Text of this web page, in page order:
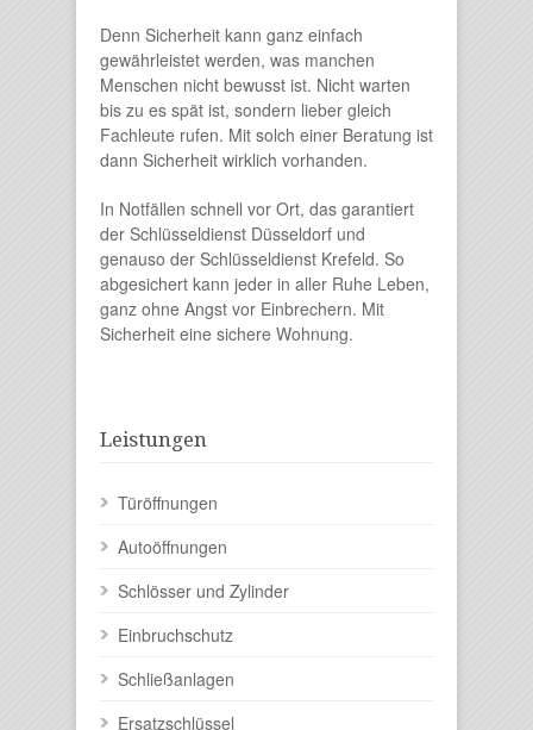
Denn Sicherheit kann ganz einfach
gewährleistet werden, was manchen
Menschen nicht bewusst ist. Nicht warten
bis zu es spät ist, sondern lieber gleich
Fachleute rufen. Mit solch einer Beratung ist
dann Sicherheit wirklich vorhanden.
In Notfällen schnell vor Ort, das garantiert
der Schlüsseldienst Düsseldorf und
genauso der Schlüsseldienst Krefeld. So
abgesichert kann jeder in aller Ruhe Leben,
ganz ohne Angst vor Einbrechern. Mit
Sicherheit eine sichere Wohnung.
Leistungen
Türöffnungen
Autoöffnungen
Schlösser und Zylinder
Einbruchschutz
Schließanlagen
Ersatzschlüssel